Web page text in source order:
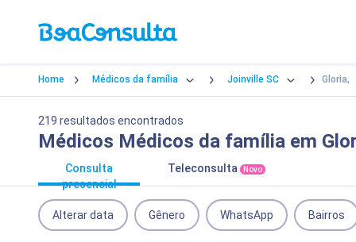
Home Médicos da família Joinville SC Gloria,
219 resultados encontrados
Médicos Médicos da família em
Consulta
presencial
Teleconsulta Novo
Alterar data Gênero WhatsApp Bairros